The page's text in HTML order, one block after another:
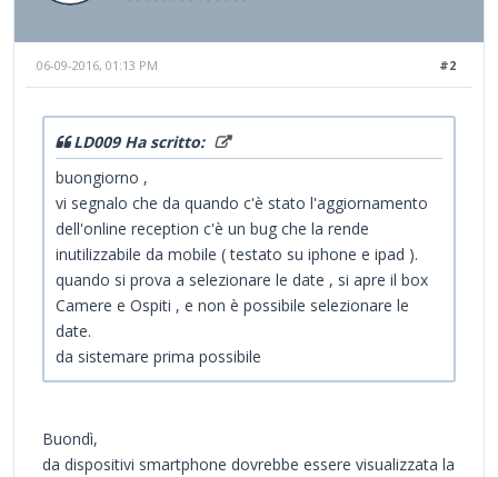
#2
06-09-2016, 01:13 PM
LD009 Ha scritto:
buongiorno ,
vi segnalo che da quando c'è stato l'aggiornamento
dell'online reception c'è un bug che la rende
inutilizzabile da mobile ( testato su iphone e ipad ).
quando si prova a selezionare le date , si apre il box
Camere e Ospiti , e non è possibile selezionare le
date.
da sistemare prima possibile
Buondì,
da dispositivi smartphone dovrebbe essere visualizzata la